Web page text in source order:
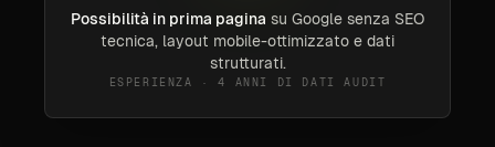
Possibilità in prima pagina su Google senza SEO
tecnica, layout mobile-ottimizzato e dati
strutturati.
ESPERIENZA · 4 ANNI DI DATI AUDIT